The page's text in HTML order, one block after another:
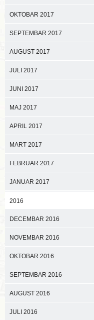
OKTOBAR 2017
SEPTEMBAR 2017
AUGUST 2017
JULI 2017
JUNI 2017
MAJ 2017
APRIL 2017
MART 2017
FEBRUAR 2017
JANUAR 2017
2016
DECEMBAR 2016
NOVEMBAR 2016
OKTOBAR 2016
SEPTEMBAR 2016
AUGUST 2016
JULI 2016